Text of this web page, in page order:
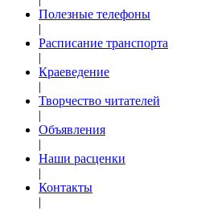
Полезные телефоны
|
Расписание транспорта
|
Краеведение
|
Творчество читателей
|
Объявления
|
Наши расценки
|
Контакты
|